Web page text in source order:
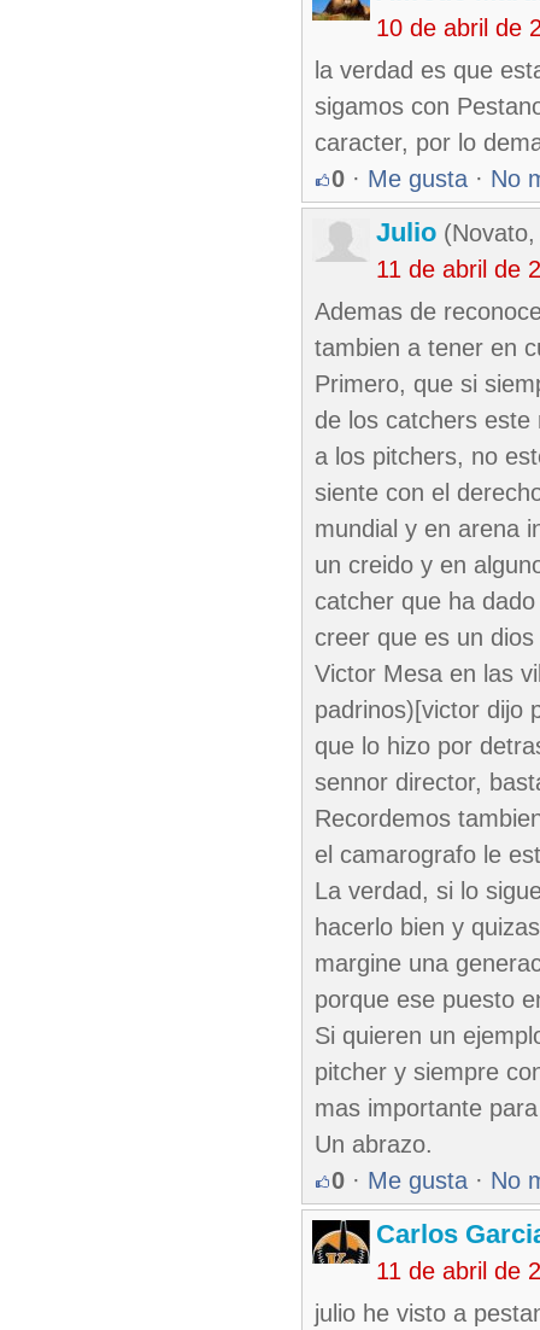
10 de abril de
la verdad es que
sigamos con
caracter, por lo
0 · Me gusta · No
Julio
11 de abril de
Ademas de
tambien a tener en
Primero, que si
de los catchers este
a los pitchers, no
siente con el
mundial y en arena
un creido y en
catcher que ha
creer que es un
Victor Mesa en las
padrinos)[victor dijo
que lo hizo por
sennor director,
Recordemos
el camarografo le
La verdad, si lo
hacerlo bien y
margine una
porque ese puesto
Si quieren un
pitcher y siempre
mas importante
Un abrazo.
0 · Me gusta · No
Carlos
11 de abril de
julio he visto a